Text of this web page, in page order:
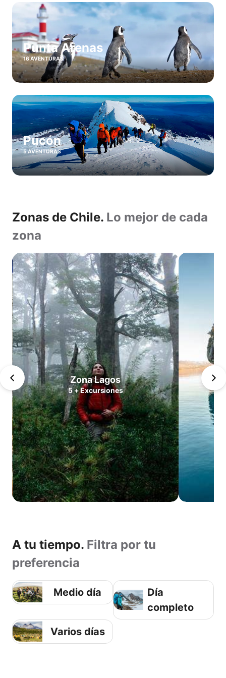
Punta Arenas
16 AVENTURAS
Pucón
5 AVENTURAS
Zonas de Chile. Lo mejor de cada
zona
Norte
Valles
Centrales
Zona
Lagos
Patagonia
Norte
Patagonia
Sur
Cabo
de
Hornos
Antártica
Zona Lagos
5+Excursiones
A tu tiempo. Filtra por tu
preferencia
Medio día
Día
completo
Varios días